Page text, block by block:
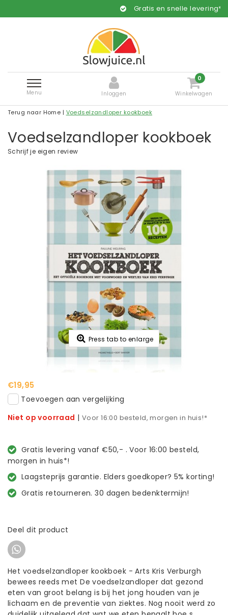
Gratis en snelle levering*
Menu Inloggen
0
Winkelwagen
Terug naar Home | Voedselzandloper kookboek
Voedselzandloper kookboek
Schrijf je eigen review
Press tab to enlarge
€19,95
Toevoegen aan vergelijking
Niet op voorraad | Voor 16:00 besteld, morgen in huis!*
Gratis levering vanaf €50,- . Voor 16:00 besteld,
morgen in huis*!
Laagsteprijs garantie. Elders goedkoper? 5% korting!
Gratis retourneren. 30 dagen bedenktermijn!
Deel dit product
Het voedselzandloper kookboek - Arts Kris Verburgh
bewees reeds met De voedselzandloper dat gezond
eten van groot belang is bij het jong houden van je
lichaam en de preventie van ziektes. Nog nooit werd zo